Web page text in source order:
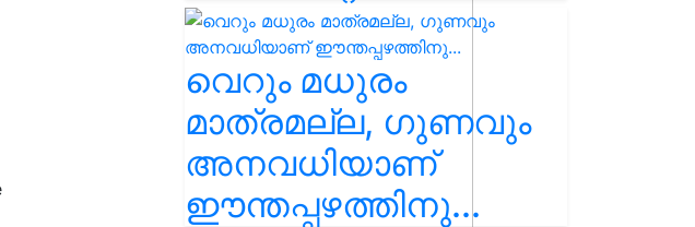
വെറും മധുരം
മാത്രമല്ല, ഗുണവും
അനവധിയാണ്
ഈന്തപ്പഴത്തിനു...